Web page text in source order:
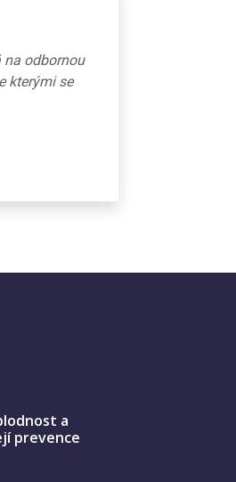
na odbornou
kterými se
a
prevence